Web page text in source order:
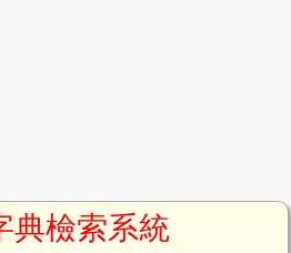
典檢索系統